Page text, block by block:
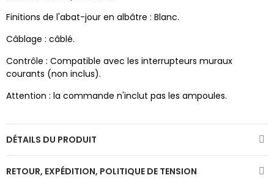
Finitions de l'abat-jour en albâtre : Blanc.
Câblage : câblé.
Contrôle : Compatible avec les interrupteurs muraux
courants (non inclus).
Attention : la commande n'inclut pas les ampoules.
DÉTAILS DU PRODUIT
RETOUR, EXPÉDITION, POLITIQUE DE TENSION